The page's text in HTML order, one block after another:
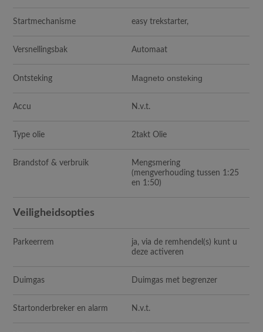
Startmechanisme easy trekstarter,
Versnellingsbak Automaat
Ontsteking Magneto onsteking
Accu N.v.t.
Type olie 2takt Olie
Brandstof & verbruik
Mengsmering
(mengverhouding tussen 1:25
en 1:50)
Veiligheidsopties
Parkeerrem
ja, via de remhendel(s) kunt u
deze activeren
Duimgas Duimgas met begrenzer
Startonderbreker en alarm N.v.t.